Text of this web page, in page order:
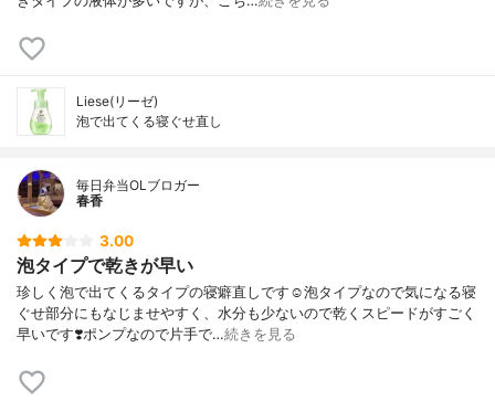
Liese(リーゼ)
泡で出てくる寝ぐせ直し
毎日弁当OLブロガー
春香
3.00
泡タイプで乾きが早い
珍しく泡で出てくるタイプの寝癖直しです☺️泡タイプなので気になる寝
ぐせ部分にもなじませやすく、水分も少ないので乾くスピードがすごく
早いです❣️ポンプなので片手で…続きを見る